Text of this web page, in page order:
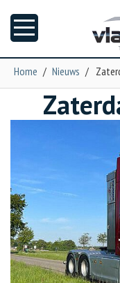
Nieuws
Garage
Trailers
Torpedo
Home / Nieuws /